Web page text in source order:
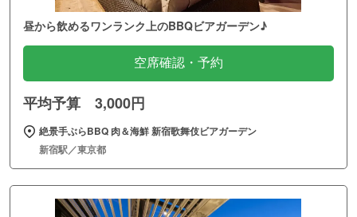
昼から飲めるワンランク上のBBQビアガーデン♪
空席確認・予約
平均予算 3,000円
絶景手ぶらBBQ 肉＆海鮮 新宿歌舞伎ビアガーデン
新宿駅／東京都